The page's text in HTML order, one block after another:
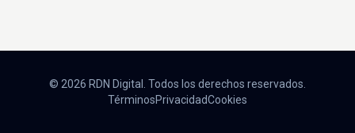
© 2026 RDN Digital. Todos los derechos reservados.
TérminosPrivacidadCookies